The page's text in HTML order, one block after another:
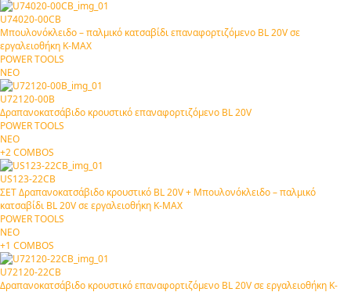
U74020-00CB
Μπουλονόκλειδο – παλμικό κατσαβίδι επαναφορτιζόμενο BL 20V σε
εργαλειοθήκη Κ-ΜΑΧ
POWER TOOLS
ΝΕΟ
U72120-00B
Δραπανοκατσάβιδο κρουστικό επαναφορτιζόμενο BL 20V
POWER TOOLS
ΝΕΟ
+2 COMBOS
US123-22CB
ΣΕΤ Δραπανοκατσάβιδο κρουστικό BL 20V + Μπουλονόκλειδο – παλμικό
κατσαβίδι BL 20V σε εργαλειοθήκη Κ-ΜΑΧ
POWER TOOLS
ΝΕΟ
+1 COMBOS
U72120-22CB
Δραπανοκατσάβιδο κρουστικό επαναφορτιζόμενο BL 20V σε εργαλειοθήκη Κ-